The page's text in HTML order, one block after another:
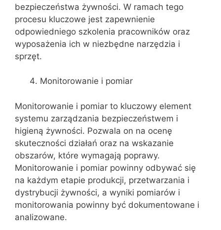
bezpieczeństwa żywności. W ramach tego
procesu kluczowe jest zapewnienie
odpowiedniego szkolenia pracowników oraz
wyposażenia ich w niezbędne narzędzia i
sprzęt.
Monitorowanie i pomiar
Monitorowanie i pomiar to kluczowy element
systemu zarządzania bezpieczeństwem i
higieną żywności. Pozwala on na ocenę
skuteczności działań oraz na wskazanie
obszarów, które wymagają poprawy.
Monitorowanie i pomiar powinny odbywać się
na każdym etapie produkcji, przetwarzania i
dystrybucji żywności, a wyniki pomiarów i
monitorowania powinny być dokumentowane i
analizowane.